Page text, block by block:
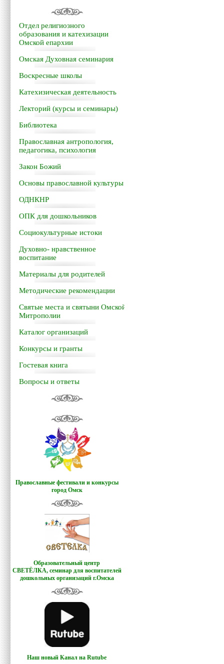
Отдел религиозного
образования и катехизации
Омской епархии
Омская Духовная семинария
Воскресные школы
Катехизическая деятельность
Лекторий (курсы и семинары)
Библиотека
Православная антропология,
педагогика, психология
Закон Божий
Основы православной культуры
ОДНКНР
ОПК для дошкольников
Социокультурные истоки
Духовно- нравственное
воспитание
Материалы для родителей
Методические рекомендации
Святые места и святыни Омской
Митрополии
Каталог организаций
Конкурсы и гранты
Гостевая книга
Вопросы и ответы
Православные фестивали и конкурсы
город Омск
Образовательный центр
СВЕТЁЛКА, семинар для воспитателей
дошкольных организаций г.Омска
Наш новый Канал на Rutube